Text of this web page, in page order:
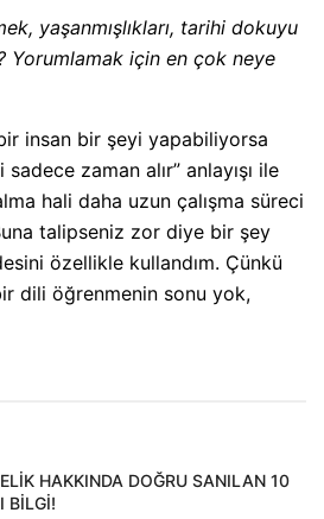
yaşanmışlıkları, tarihi dokuyu
Yorumlamak için en çok neye
insan bir şeyi yapabiliyorsa
zaman alır” anlayışı ile
hali daha uzun çalışma süreci
talipseniz zor diye bir şey
özellikle kullandım. Çünkü
dili öğrenmenin sonu yok,
HAKKINDA DOĞRU SANILAN 10
BİLGİ!